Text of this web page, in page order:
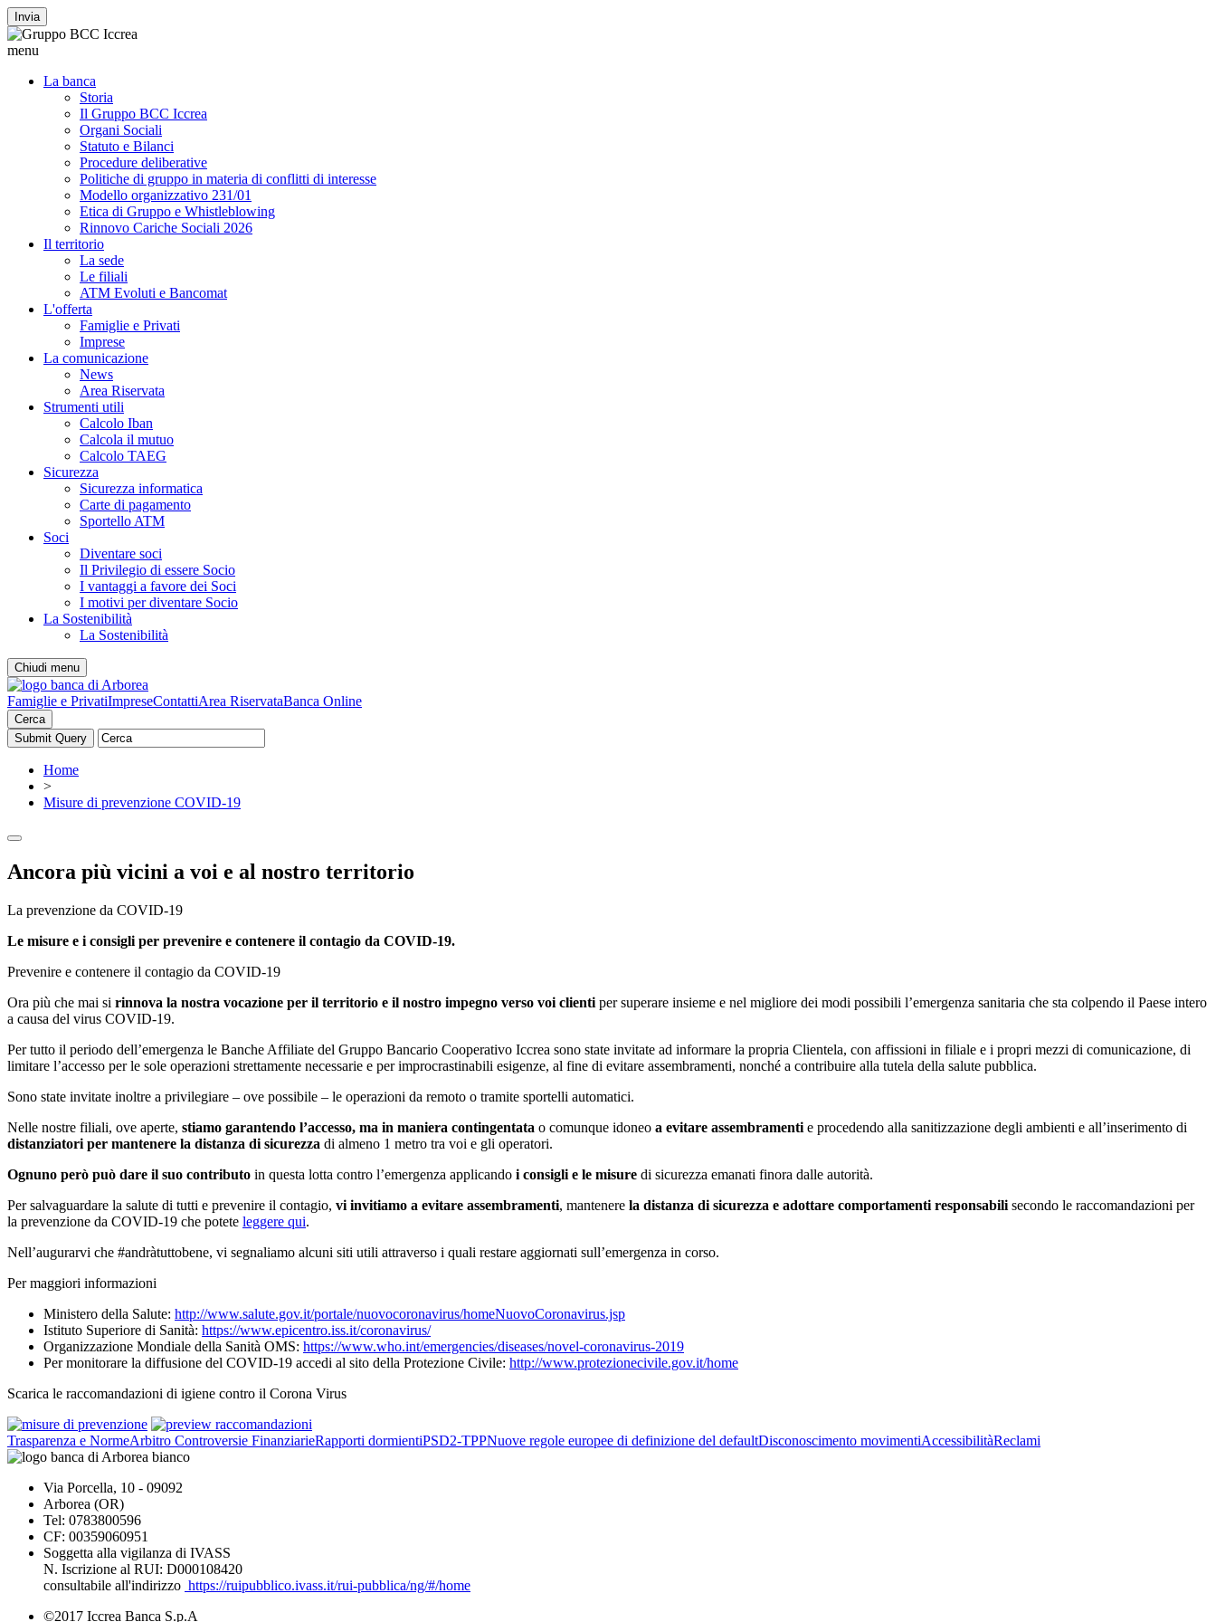
Invia
menu
La banca
Storia
Il Gruppo BCC Iccrea
Organi Sociali
Statuto e Bilanci
Procedure deliberative
Politiche di gruppo in materia di conflitti di interesse
Modello organizzativo 231/01
Etica di Gruppo e Whistleblowing
Rinnovo Cariche Sociali 2026
Il territorio
La sede
Le filiali
ATM Evoluti e Bancomat
L'offerta
Famiglie e Privati
Imprese
La comunicazione
News
Area Riservata
Strumenti utili
Calcolo Iban
Calcola il mutuo
Calcolo TAEG
Sicurezza
Sicurezza informatica
Carte di pagamento
Sportello ATM
Soci
Diventare soci
Il Privilegio di essere Socio
I vantaggi a favore dei Soci
I motivi per diventare Socio
La Sostenibilità
La Sostenibilità
Chiudi menu
Famiglie e PrivatiImpreseContattiArea RiservataBanca Online
Cerca
Home
>
Misure di prevenzione COVID-19
Ancora più vicini a voi e al nostro territorio
La prevenzione da COVID-19
Le misure e i consigli per prevenire e contenere il contagio da COVID-19.
Prevenire e contenere il contagio da COVID-19
Ora più che mai si rinnova la nostra vocazione per il territorio e il nostro impegno verso voi clienti per superare insieme e nel migliore dei modi possibili l’emergenza sanitaria che sta colpendo il Paese intero
a causa del virus COVID-19.
Per tutto il periodo dell’emergenza le Banche Affiliate del Gruppo Bancario Cooperativo Iccrea sono state invitate ad informare la propria Clientela, con affissioni in filiale e i propri mezzi di comunicazione, di
limitare l’accesso per le sole operazioni strettamente necessarie e per improcrastinabili esigenze, al fine di evitare assembramenti, nonché a contribuire alla tutela della salute pubblica.
Sono state invitate inoltre a privilegiare – ove possibile – le operazioni da remoto o tramite sportelli automatici.
Nelle nostre filiali, ove aperte, stiamo garantendo l’accesso, ma in maniera contingentata o comunque idoneo a evitare assembramenti e procedendo alla sanitizzazione degli ambienti e all’inserimento di
distanziatori per mantenere la distanza di sicurezza di almeno 1 metro tra voi e gli operatori.
Ognuno però può dare il suo contributo in questa lotta contro l’emergenza applicando i consigli e le misure di sicurezza emanati finora dalle autorità.
Per salvaguardare la salute di tutti e prevenire il contagio, vi invitiamo a evitare assembramenti, mantenere la distanza di sicurezza e adottare comportamenti responsabili secondo le raccomandazioni per
la prevenzione da COVID-19 che potete leggere qui.
Nell’augurarvi che #andràtuttobene, vi segnaliamo alcuni siti utili attraverso i quali restare aggiornati sull’emergenza in corso.
Per maggiori informazioni
Ministero della Salute: http://www.salute.gov.it/portale/nuovocoronavirus/homeNuovoCoronavirus.jsp
Istituto Superiore di Sanità: https://www.epicentro.iss.it/coronavirus/
Organizzazione Mondiale della Sanità OMS: https://www.who.int/emergencies/diseases/novel-coronavirus-2019
Per monitorare la diffusione del COVID-19 accedi al sito della Protezione Civile: http://www.protezionecivile.gov.it/home
Scarica le raccomandazioni di igiene contro il Corona Virus
Trasparenza e NormeArbitro Controversie FinanziarieRapporti dormientiPSD2-TPPNuove regole europee di definizione del defaultDisconoscimento movimentiAccessibilitàReclami
Via Porcella, 10 - 09092
Arborea (OR)
Tel: 0783800596
CF: 00359060951
Soggetta alla vigilanza di IVASS
N. Iscrizione al RUI: D000108420
consultabile all'indirizzo https://ruipubblico.ivass.it/rui-pubblica/ng/#/home
©2017 Iccrea Banca S.p.A